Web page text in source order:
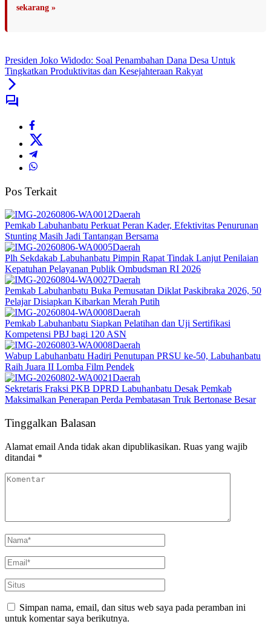
sekarang »
Presiden Joko Widodo: Soal Penambahan Dana Desa Untuk
Tingkatkan Produktivitas dan Kesejahteraan Rakyat
Pos Terkait
Daerah
Pemkab Labuhanbatu Perkuat Peran Kader, Efektivitas Penurunan
Stunting Masih Jadi Tantangan Bersama
Daerah
Plh Sekdakab Labuhanbatu Pimpin Rapat Tindak Lanjut Penilaian
Kepatuhan Pelayanan Publik Ombudsman RI 2026
Daerah
Pemkab Labuhanbatu Buka Pemusatan Diklat Paskibraka 2026, 50
Pelajar Disiapkan Kibarkan Merah Putih
Daerah
Pemkab Labuhanbatu Siapkan Pelatihan dan Uji Sertifikasi
Kompetensi PBJ bagi 120 ASN
Daerah
Wabup Labuhanbatu Hadiri Penutupan PRSU ke-50, Labuhanbatu
Raih Juara II Lomba Film Pendek
Daerah
Sekretaris Fraksi PKB DPRD Labuhanbatu Desak Pemkab
Maksimalkan Penerapan Perda Pembatasan Truk Bertonase Besar
Tinggalkan Balasan
Alamat email Anda tidak akan dipublikasikan. Ruas yang wajib
ditandai *
Simpan nama, email, dan situs web saya pada peramban ini
untuk komentar saya berikutnya.